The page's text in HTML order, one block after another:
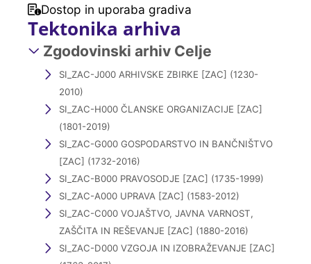
Dostop in uporaba gradiva
Tektonika arhiva
Zgodovinski arhiv Celje
SI_ZAC-J000 ARHIVSKE ZBIRKE [ZAC] (1230-
2010)
SI_ZAC-H000 ČLANSKE ORGANIZACIJE [ZAC]
(1801-2019)
SI_ZAC-G000 GOSPODARSTVO IN BANČNIŠTVO
[ZAC] (1732-2016)
SI_ZAC-B000 PRAVOSODJE [ZAC] (1735-1999)
SI_ZAC-A000 UPRAVA [ZAC] (1583-2012)
SI_ZAC-C000 VOJAŠTVO, JAVNA VARNOST,
ZAŠČITA IN REŠEVANJE [ZAC] (1880-2016)
SI_ZAC-D000 VZGOJA IN IZOBRAŽEVANJE [ZAC]